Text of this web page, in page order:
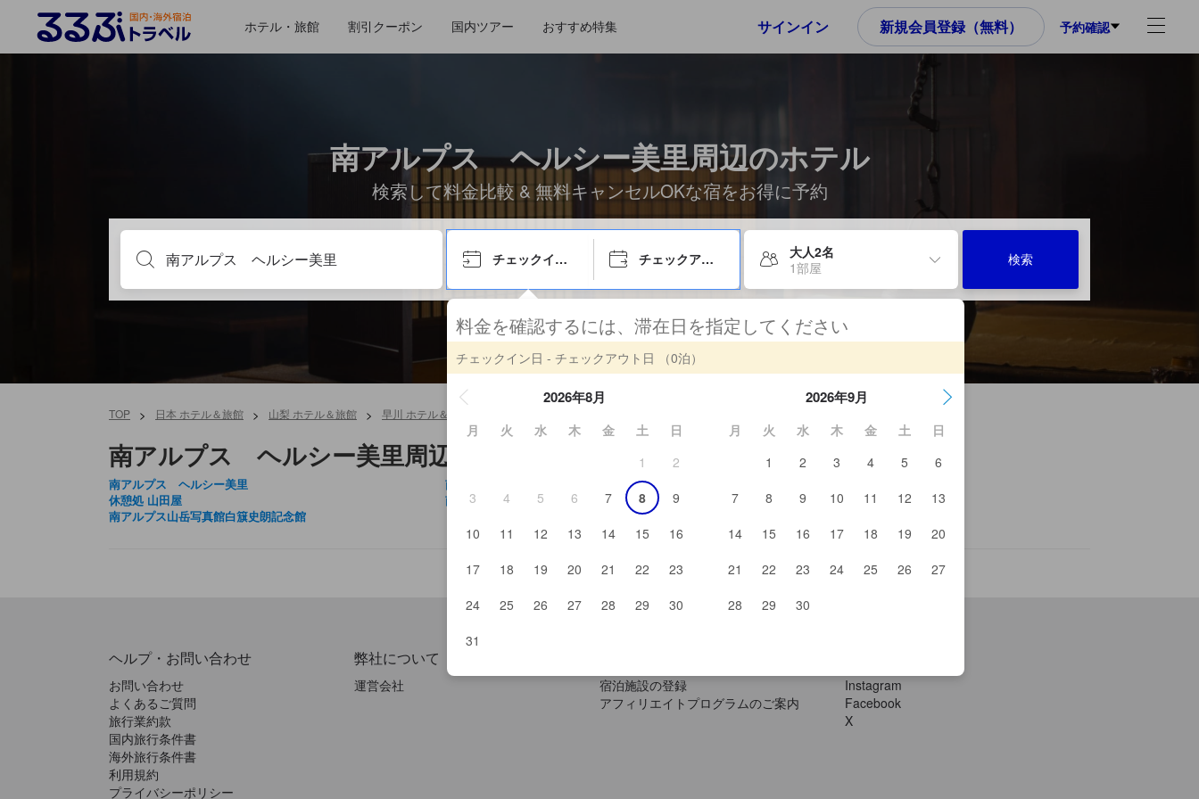
ホテル・旅館 割引クーポン 国内ツアー おすすめ特集 サインイン 新規会員登録（無料） 予約確認
南アルプス ヘルシー美里周辺のホテル
検索して料金比較 & 無料キャンセルOKな宿をお得に予約
チェックイン日 チェックアウト日
大人2名
1部屋
検索
料金を確認するには、滞在日を指定してください
チェックイン日 - チェックアウト日 （0泊）
2026年8月
月 火 水 木 金 土
日
1
2
3
4 5 6 7 8
9
10
11 12 13 14 15
16
17
18 19 20 21 22
23
24
25 26 27 28 29
30
31
2026年9月
月 火 水 木 金 土
日
1
2 3 4 5
6
7
8 9 10 11 12
13
14
15 16 17 18 19
20
21
22 23 24 25 26
27
28
29 30
TOP > 日本 ホテル＆旅館 > 山梨 ホテル＆旅館 > 早川 ホテル＆旅館
南アルプス ヘルシー美里周辺
南アルプス ヘルシー美里
休憩処 山田屋
南アルプス山岳写真館白簱史朗記念館
南アルプス邑野鳥公園
南アルプスプラザ 早川舎
田代ダム
ヘルプ・お問い合わせ
お問い合わせ
よくあるご質問
旅行業約款
国内旅行条件書
海外旅行条件書
利用規約
プライバシーポリシー
弊社について
運営会社
宿泊施設の登録
アフィリエイトプログラムのご案内
Instagram
Facebook
X